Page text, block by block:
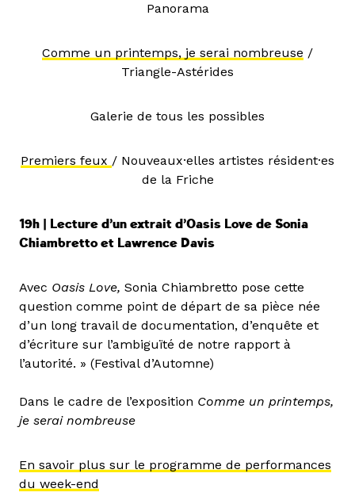
Panorama
Comme un printemps, je serai nombreuse /
Triangle-Astérides
Galerie de tous les possibles
Premiers feux / Nouveaux·elles artistes résident·es
de la Friche
19h | Lecture d’un extrait d’Oasis Love de Sonia
Chiambretto et Lawrence Davis
Avec Oasis Love, Sonia Chiambretto pose cette
question comme point de départ de sa pièce née
d’un long travail de documentation, d’enquête et
d’écriture sur l’ambiguïté de notre rapport à
l’autorité. » (Festival d’Automne)
Dans le cadre de l’exposition Comme un printemps,
je serai nombreuse
En savoir plus sur le programme de performances
du week-end